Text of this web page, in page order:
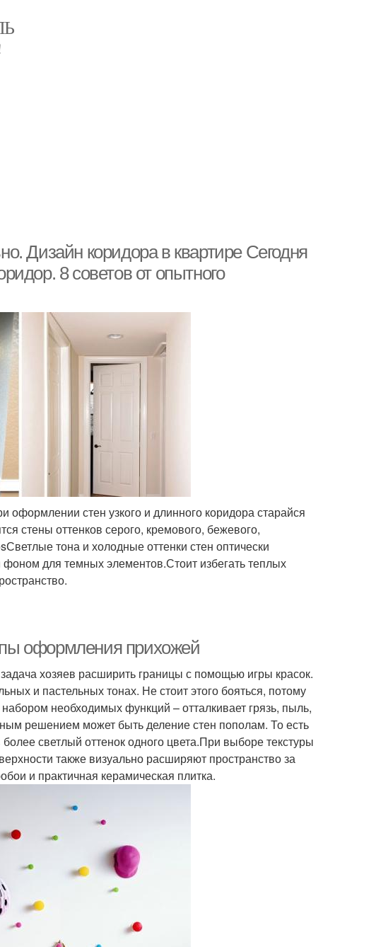
Дизайн коридора в квартире Сегодня
8 советов от опытного
стен узкого и длинного коридора старайся
стены оттенков серого, кремового, бежевого,
тона и холодные оттенки стен оптически
для темных элементов.Стоит избегать теплых
оформления прихожей
хозяев расширить границы с помощью игры красок.
и пастельных тонах. Не стоит этого бояться, потому
необходимых функций – отталкивает грязь, пыль,
решением может быть деление стен пополам. То есть
светлый оттенок одного цвета.При выборе текстуры
также визуально расширяют пространство за
и практичная керамическая плитка.